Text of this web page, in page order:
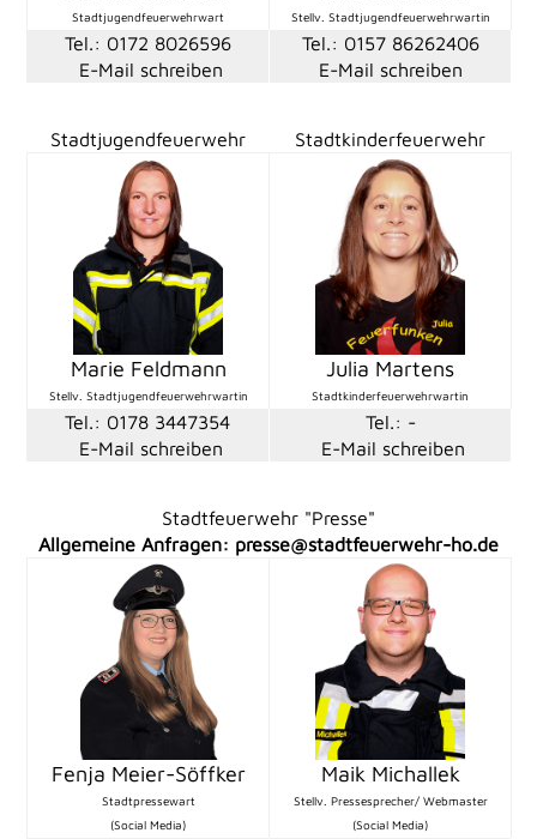
Stadtjugendfeuerwehrwart Stellv. Stadtjugendfeuerwehrwartin
Tel.: 0172 8026596
Tel.: 0157 86262406
E-Mail schreiben
E-Mail schreiben
Stadtjugendfeuerwehr Stadtkinderfeuerwehr
Marie Feldmann Julia Martens
Stellv. Stadtjugendfeuerwehrwartin Stadtkinderfeuerwehrwartin
Tel.: 0178 3447354
Tel.: -
E-Mail schreiben
E-Mail schreiben
Stadtfeuerwehr "Presse"
Allgemeine Anfragen: presse@stadtfeuerwehr-ho.de
Fenja Meier-Söffker Maik Michallek
Stadtpressewart
(Social Media)
Stellv. Pressesprecher/ Webmaster
(Social Media)